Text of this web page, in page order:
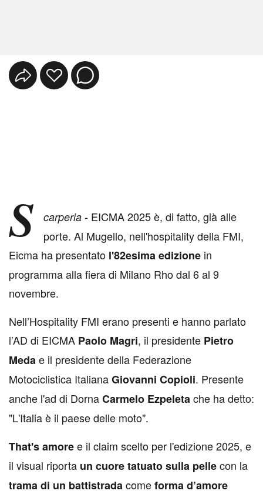
S carperia - EICMA 2025 è, di fatto, già alle
porte. Al Mugello, nell'hospitality della FMI,
Eicma ha presentato l'82esima edizione in
programma alla fiera di Milano Rho dal 6 al 9
novembre.
Nell’Hospitality FMI erano presenti e hanno parlato
l’AD di EICMA Paolo Magri, il presidente Pietro
Medae il presidente della Federazione
Motociclistica ItalianaGiovanni Copioli. Presente
anche l'ad di DornaCarmelo Ezpeletache ha detto:
"L'Italia è il paese delle moto".
That's amoree il claim scelto per l'edizione 2025, e
il visual riporta un cuore tatuato sulla pellecon la
trama di un battistradacomeforma d’amore